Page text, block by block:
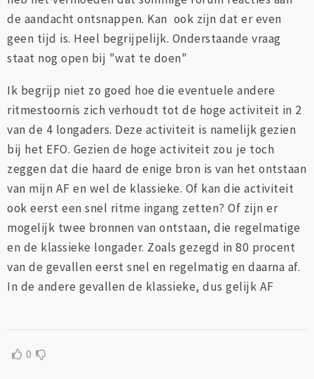
de aandacht ontsnappen. Kan ook zijn dat er even
geen tijd is. Heel begrijpelijk. Onderstaande vraag
staat nog open bij "wat te doen"
Ik begrijp niet zo goed hoe die eventuele andere
ritmestoornis zich verhoudt tot de hoge activiteit in 2
van de 4 longaders. Deze activiteit is namelijk gezien
bij het EFO. Gezien de hoge activiteit zou je toch
zeggen dat die haard de enige bron is van het ontstaan
van mijn AF en wel de klassieke. Of kan die activiteit
ook eerst een snel ritme ingang zetten? Of zijn er
mogelijk twee bronnen van ontstaan, die regelmatige
en de klassieke longader. Zoals gezegd in 80 procent
van de gevallen eerst snel en regelmatig en daarna af.
In de andere gevallen de klassieke, dus gelijk AF
0